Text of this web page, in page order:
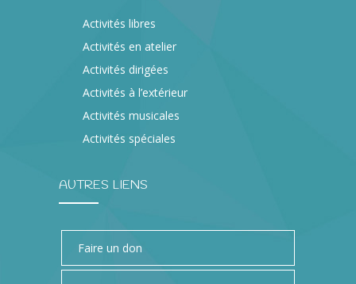
Activités libres
Activités en atelier
Activités dirigées
Activités à l’extérieur
Activités musicales
Activités spéciales
AUTRES LIENS
Faire un don